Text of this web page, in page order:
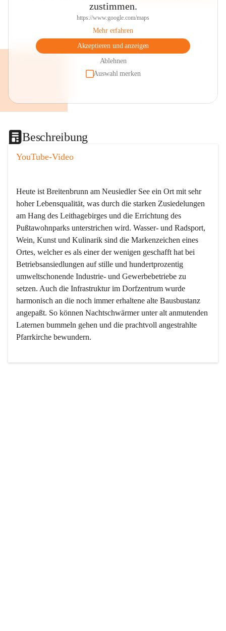
zustimmen.
https://www.google.com/maps
Mehr erfahren
Akzeptieren und anzeigen
Ablehnen
Auswahl merken
Beschreibung
YouTube-Video
Heute ist Breitenbrunn am Neusiedler See ein Ort mit sehr
hoher Lebensqualität, was durch die starken Zusiedelungen
am Hang des Leithagebirges und die Errichtung des
Pußtawohnparks unterstrichen wird. Wasser- und Radsport,
Wein, Kunst und Kulinarik sind die Markenzeichen eines
Ortes, welcher es als einer der wenigen geschafft hat bei
Betriebsansiedlungen auf stille und hundertprozentig
umweltschonende Industrie- und Gewerbebetriebe zu
setzen. Auch die Infrastruktur im Dorfzentrum wurde
harmonisch an die noch immer erhaltene alte Bausbustanz
angepaßt. So können Nachtschwärmer unter alt anmutenden
Laternen bummeln gehen und die prachtvoll angestrahlte
Pfarrkirche bewundern.
Der Weinbau dominert heute nicht mehr, ist aber integrativer